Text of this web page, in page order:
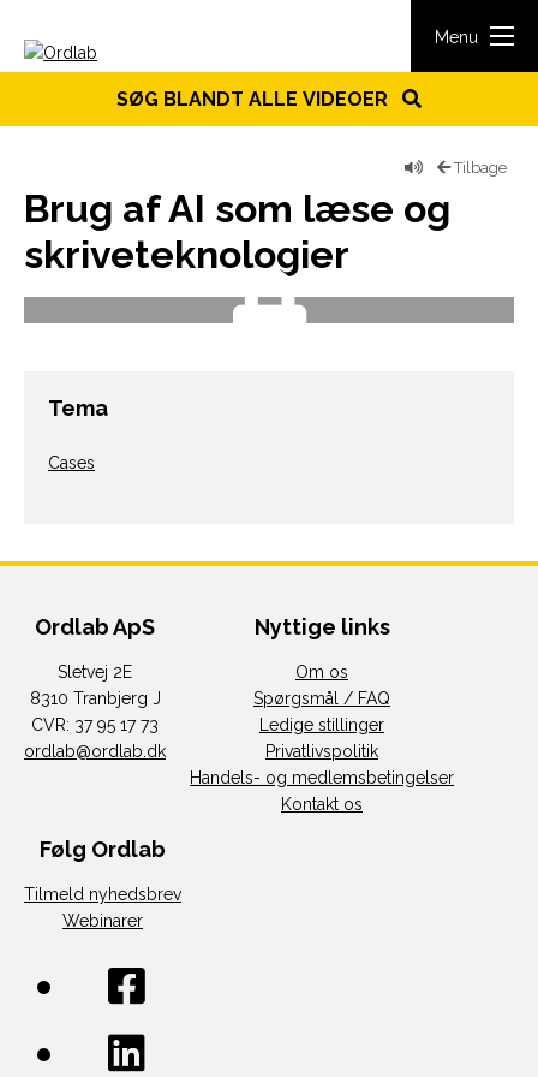
Menu
SØG BLANDT ALLE VIDEOER
Tilbage
Brug af AI som læse og
skriveteknologier
Tema
Cases
Ordlab ApS
Sletvej 2E
8310 Tranbjerg J
CVR: 37 95 17 73
ordlab@ordlab.dk
Nyttige links
Om os
Spørgsmål / FAQ
Ledige stillinger
Privatlivspolitik
Handels- og medlemsbetingelser
Kontakt os
Følg Ordlab
Tilmeld nyhedsbrev
Webinarer